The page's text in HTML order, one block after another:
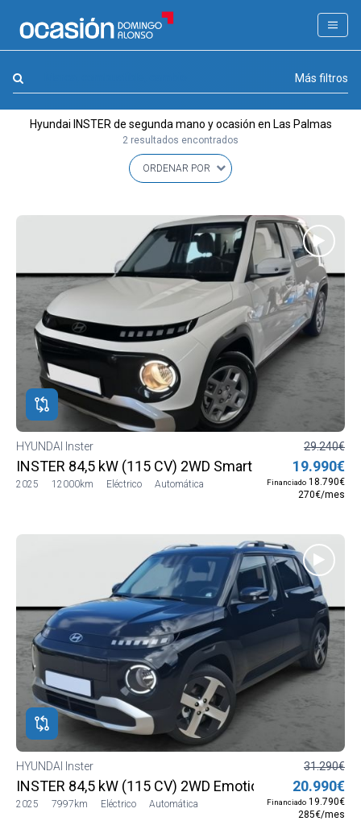
FILTROS
APPROVED
Combustible y cambio
Precio y cuota
Carrocería, año y Kms. (0)
Más filtros
Hyundai INSTER de segunda mano y ocasión en Las Palmas
2 resultados encontrados
HYUNDAI Inster
INSTER 84,5 kW (115 CV) 2WD Smart
2025 12000km Eléctrico Automática
29.240€
19.990€
Financiado 18.790€
270€/mes
HYUNDAI Inster
INSTER 84,5 kW (115 CV) 2WD Emotion
2025 7997km Eléctrico Automática
31.290€
20.990€
Financiado 19.790€
285€/mes